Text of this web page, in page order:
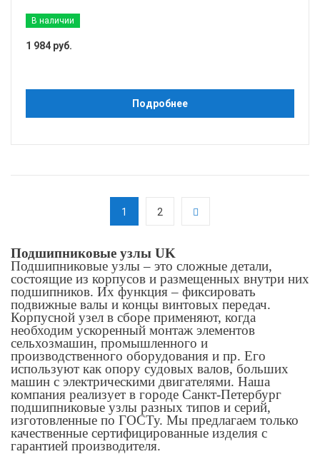
В наличии
1 984 руб.
Подробнее
1 2
Подшипниковые узлы UK
Подшипниковые узлы – это сложные детали,
состоящие из корпусов и размещенных внутри них
подшипников. Их функция – фиксировать
подвижные валы и концы винтовых передач.
Корпусной узел в сборе применяют, когда
необходим ускоренный монтаж элементов
сельхозмашин, промышленного и
производственного оборудования и пр. Его
используют как опору судовых валов, больших
машин с электрическими двигателями. Наша
компания реализует в городе Санкт-Петербург
подшипниковые узлы разных типов и серий,
изготовленные по ГОСТу. Мы предлагаем только
качественные сертифицированные изделия с
гарантией производителя.